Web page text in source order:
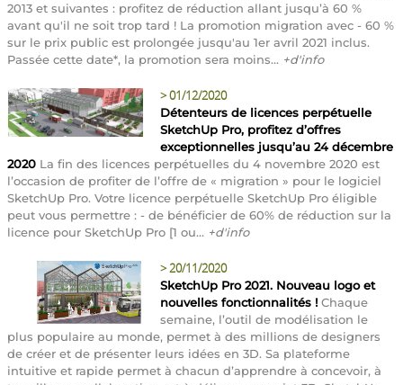
2013 et suivantes : profitez de réduction allant jusqu’à 60 %
avant qu'il ne soit trop tard ! La promotion migration avec - 60 %
sur le prix public est prolongée jusqu'au 1er avril 2021 inclus.
Passée cette date*, la promotion sera moins... +d'info
>01/12/2020
Détenteurs de licences perpétuelle
SketchUp Pro, profitez d’offres
exceptionnelles jusqu’au 24 décembre
2020 La fin des licences perpétuelles du 4 novembre 2020 est
l’occasion de profiter de l’offre de « migration » pour le logiciel
SketchUp Pro. Votre licence perpétuelle SketchUp Pro éligible
peut vous permettre : - de bénéficier de 60% de réduction sur la
licence pour SketchUp Pro [1 ou... +d'info
>20/11/2020
SketchUp Pro 2021. Nouveau logo et
nouvelles fonctionnalités ! Chaque
semaine, l’outil de modélisation le
plus populaire au monde, permet à des millions de designers
de créer et de présenter leurs idées en 3D. Sa plateforme
intuitive et rapide permet à chacun d’apprendre à concevoir, à